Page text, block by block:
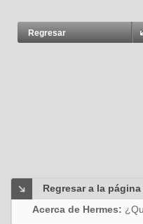
Regresar
Regresar a la
Acerca de Hermes: